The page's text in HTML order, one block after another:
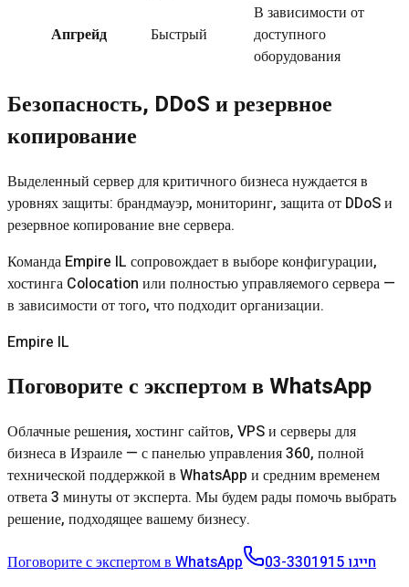
Апгрейд Быстрый
В зависимости от
доступного
оборудования
Безопасность, DDoS и резервное
копирование
Выделенный сервер для критичного бизнеса нуждается в
уровнях защиты: брандмауэр, мониторинг, защита от DDoS и
резервное копирование вне сервера.
Команда Empire IL сопровождает в выборе конфигурации,
хостинга Colocation или полностью управляемого сервера —
в зависимости от того, что подходит организации.
Empire IL
Поговорите с экспертом в WhatsApp
Облачные решения, хостинг сайтов, VPS и серверы для
бизнеса в Израиле — с панелью управления 360, полной
технической поддержкой в WhatsApp и средним временем
ответа 3 минуты от эксперта. Мы будем рады помочь выбрать
решение, подходящее вашему бизнесу.
Поговорите с экспертом в WhatsApp
חייגו03-3301915